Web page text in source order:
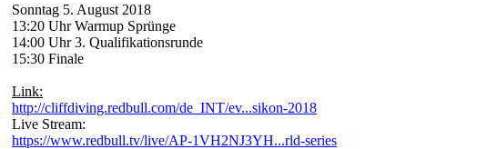
Sonntag 5. August 2018
13:20 Uhr Warmup Sprünge
14:00 Uhr 3. Qualifikationsrunde
15:30 Finale
Link:
http://cliffdiving.redbull.com/de_INT/ev...sikon-2018
Live Stream:
https://www.redbull.tv/live/AP-1VH2NJ3YH...rld-series